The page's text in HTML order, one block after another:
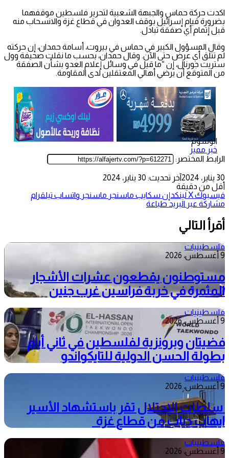
اكدت حركة حماس والجبهة الشعبية لتحرير فلسطين موقفهما
بضرورة قيام إسرائيل بوقف العدوان في قطاع غزة والانسحاب منه
قبل إتمام أي صفقة تبادل.
وقال المسؤول الكبير في حماس في بيروت، أسامة حمدان، إن حركته
لم تتلق أي عرض حتى الآن. وقال حمدان، بحسب ما نقلت صحيفة وول
ستريت جورنال، إن “ما قيل في وسائل إعلام العدو بشأن الصفقة
من المتوقع أن يرضي أهالي المعتقلين لدى المقاومة.
الوسوم
خبر مميز
الرابط المختصر:
30 يناير، 2024
آخر تحديث: 30 يناير، 2024
أقل من دقيقة
فيسبوك‫Xلينكدإن سكايب ماسنجر ماسنجر واتساب تيلقرام
مشاركة عبر البريد طباعة
أقرأ التالي
فلسطينيات
9 أغسطس، 2026
مستوطنون يقطعون عشرات الأشجار
المثمرة في خربة فراسين غرب جنين
فلسطينيات
9 أغسطس، 2026
فضيتان وبرونزية لفلسطين في ثاني أيام
بطولة الحسن الدولية للتايكواندو
فلسطينيات
9 أغسطس، 2026
سلطات الاحتلال تقر باستشهاد الأسير
ايهاب دياب من قطاع غزة
فلسطينيات
9 أغسطس، 2026